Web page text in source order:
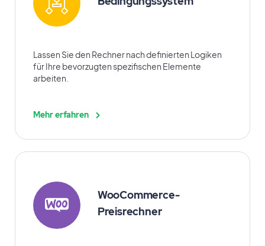
Lassen Sie den Rechner nach definierten Logiken
für Ihre bevorzugten spezifischen Elemente
arbeiten.
Mehr erfahren
WooCommerce-
Preisrechner